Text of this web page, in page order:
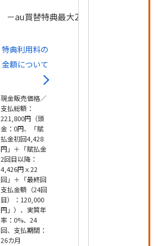
－au買替特典最大22,000
特典利用料の
金額について
現金販売価格／
支払総額：
221,800円（頭
金：0円、「賦
払金初回4,428
円」＋「賦払金
2回目以降：
4,426円ｘ22
回」＋「最終回
支払金額（24回
目）：120,000
円」）、実質年
率：0%、24
回、支払期間：
26カ月